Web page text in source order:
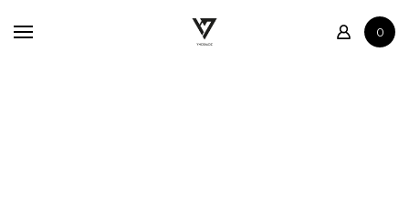
0
Boutique